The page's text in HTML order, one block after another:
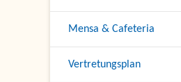
Mensa & Cafeteria
Vertretungsplan